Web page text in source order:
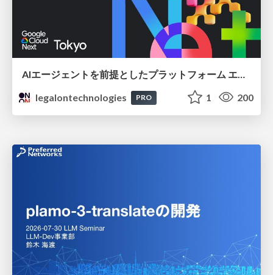
legalontechnologies
PRO 1 200